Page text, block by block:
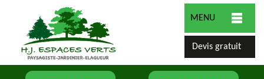
MENU
Devis gratuit